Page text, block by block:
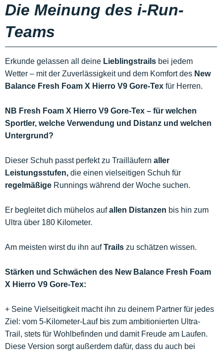
Die Meinung des i-Run-
Teams
Erkunde gelassen all deine Lieblingstrails bei jedem
Wetter – mit der Zuverlässigkeit und dem Komfort des New
Balance Fresh Foam X Hierro V9 Gore-Tex für Herren.
NB Fresh Foam X Hierro V9 Gore-Tex – für welchen
Sportler, welche Verwendung und Distanz und welchen
Untergrund?
Dieser Schuh passt perfekt zu Trailläufern aller
Leistungsstufen, die einen vielseitigen Schuh für
regelmäßige Runnings während der Woche suchen.
Er begleitet dich mühelos aufallen Distanzen bis hin zum
Ultra über 180 Kilometer.
Am meisten wirst du ihn aufTrails zu schätzen wissen.
Stärken und Schwächen des New Balance Fresh Foam
X Hierro V9 Gore-Tex:
+ Seine Vielseitigkeit macht ihn zu deinem Partner für jedes
Ziel: vom 5-Kilometer-Lauf bis zum ambitionierten Ultra-
Trail, stets für Wohlbefinden und damit Freude am Laufen.
Diese Version sorgt außerdem dafür, dass du auch bei